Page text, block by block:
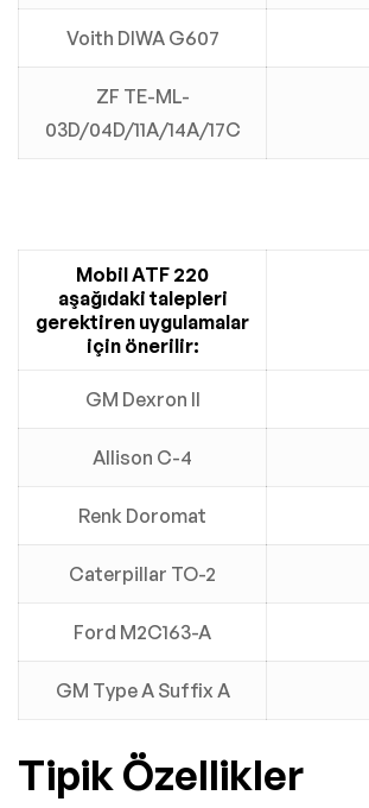
Voith DIWA G607
ZF TE-ML-
03D/04D/11A/14A/17C
Mobil ATF 220
aşağıdaki talepleri
gerektiren uygulamalar
için önerilir:
GM Dexron II
Allison C-4
Renk Doromat
Caterpillar TO-2
Ford M2C163-A
GM Type A Suffix A
Tipik Özellikler